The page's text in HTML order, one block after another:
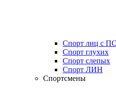
Спорт лиц с
Спорт глухих
Спорт слепых
Спорт ЛИН
Спортсмены